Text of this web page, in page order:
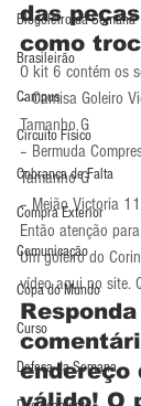
Blogoleiro da Semana
Brasileirão
Campus
Circuito Físico
Cobrança de Falta
Compra Exterior
Comunicação
Copa do Mundo
Curso
Defesa da Semana
das
como
O kit 6 contém os
– Camisa Goleiro
Tamanho G
– Bermuda
Tamanho G
– Meião Victoria
Então atenção
Um goleiro do
vídeo aqui no site.
endereço
válido! O